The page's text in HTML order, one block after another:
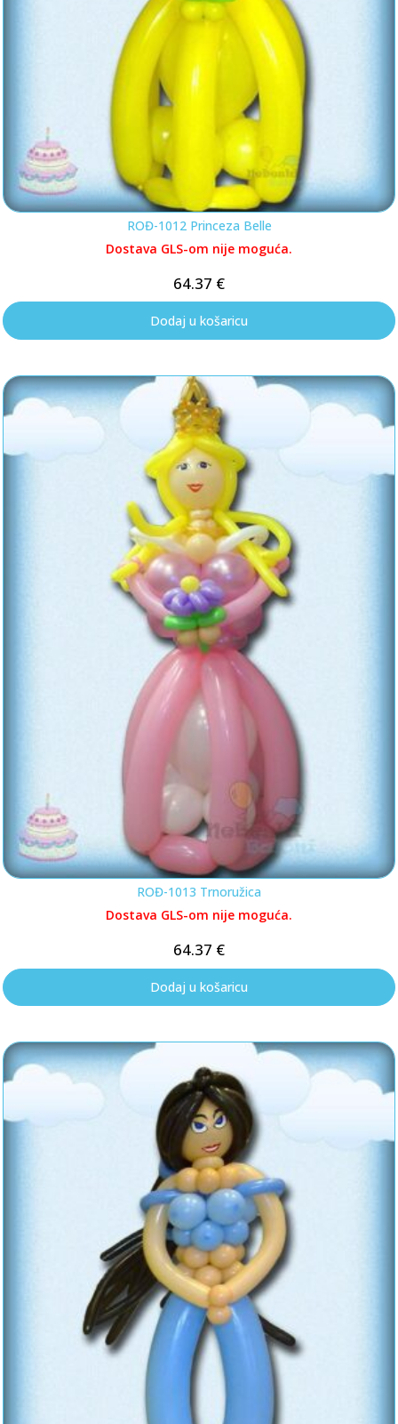
ROĐ-1012 Princeza Belle
Dostava GLS-om nije moguća.
64.37 €
Dodaj u košaricu
ROĐ-1013 Trnoružica
Dostava GLS-om nije moguća.
64.37 €
Dodaj u košaricu